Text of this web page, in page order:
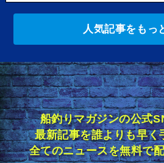
人気記事をもっ
船釣りマガジンの公式
最新記事を誰よりも早く
全てのニュースを無料で